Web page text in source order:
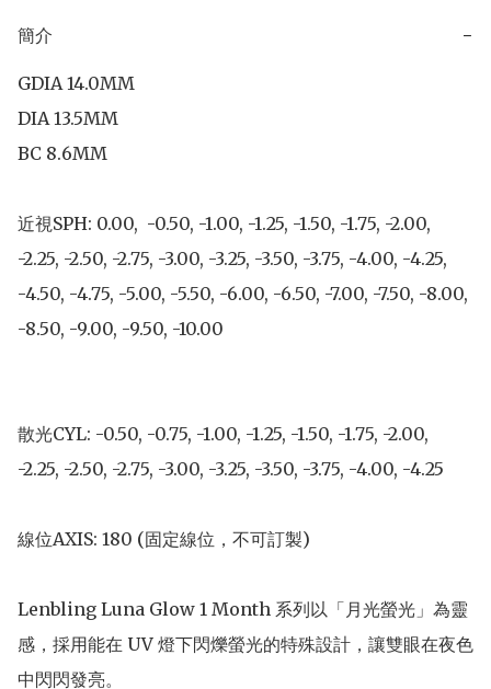
簡介 −
GDIA 14.0MM
DIA 13.5MM
BC 8.6MM
近視SPH: 0.00,  -0.50, -1.00, -1.25, -1.50, -1.75, -2.00,
-2.25, -2.50, -2.75, -3.00, -3.25, -3.50, -3.75, -4.00, -4.25,
-4.50, -4.75, -5.00, -5.50, -6.00, -6.50, -7.00, -7.50, -8.00,
-8.50, -9.00, -9.50, -10.00
散光CYL: -0.50, -0.75, -1.00, -1.25, -1.50, -1.75, -2.00,
-2.25, -2.50, -2.75, -3.00, -3.25, -3.50, -3.75, -4.00, -4.25
線位AXIS: 180 (固定線位，不可訂製)
Lenbling Luna Glow 1 Month 系列以「月光螢光」為靈
感，採用能在 UV 燈下閃爍螢光的特殊設計，讓雙眼在夜色
中閃閃發亮。